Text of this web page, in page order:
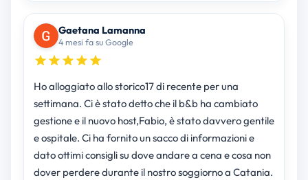
Gaetana Lamanna
4 mesi fa su Google
Ho alloggiato allo storico17 di recente per una
settimana. Ci è stato detto che il b&b ha cambiato
gestione e il nuovo host,Fabio, è stato davvero gentile
e ospitale. Ci ha fornito un sacco di informazioni e
dato ottimi consigli su dove andare a cena e cosa non
dover perdere durante il nostro soggiorno a Catania.